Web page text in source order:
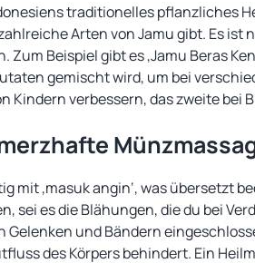
traditionelles pflanzliches
Arten von Jamu gibt. Es ist
Beispiel gibt es ‚Jamu Beras
gemischt wird, um bei
Kindern verbessern, das zweite
mit ‚masuk angin‘, was übersetzt
sei es die Blähungen, die du bei
Gelenken und Bändern
des Körpers behindert. Ein